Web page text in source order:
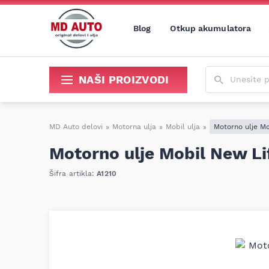
Blog Otkup akumulatora
NAŠI PROIZVODI
MD Auto delovi » Motorna ulja » Mobil ulja » Motorno ulje
Motorno ulje Mobil New
Šifra artikla:A1210